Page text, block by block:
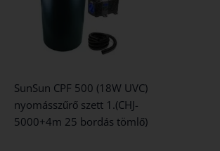
SunSun CPF 500 (18W UVC)
nyomásszűrő szett 1.(CHJ-
5000+4m 25 bordás tömlő)